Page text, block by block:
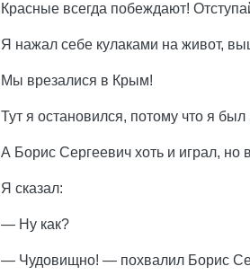
Красные всегда побеждают!
Я нажал себе кулаками на живот,
Мы врезалися в Крым!
Тут я остановился, потому что я
А Борис Сергеевич хоть и играл, но
Я сказал:
— Ну как?
— Чудовищно! — похвалил Борис